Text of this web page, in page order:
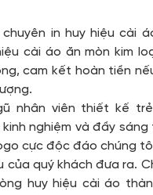
in huy hiệu cài
cài áo ăn mòn kim
cam kết hoàn tiền
nhân viên thiết kế
kinh nghiệm và đầy
cực độc đáo chúng
của quý khách đưa ra.
huy hiệu cài áo